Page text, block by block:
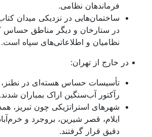
فرماندهان نظامی.
ساختمان‌هایی در نزدیکی میدان
در ستارخان و دیگر مناطق حساس
نظامیان و اطلاعاتی‌های سپاه است.
▪ در خارج از تهران:
تأسیسات حساس هسته‌ای در نطنز،
رآکتور آب‌سنگین اراک بمباران شدند.
شهرهای استراتژیکی چون تبریز،
ایلام، قصر شیرین، بروجرد و
دقیق قرار گرفتند.